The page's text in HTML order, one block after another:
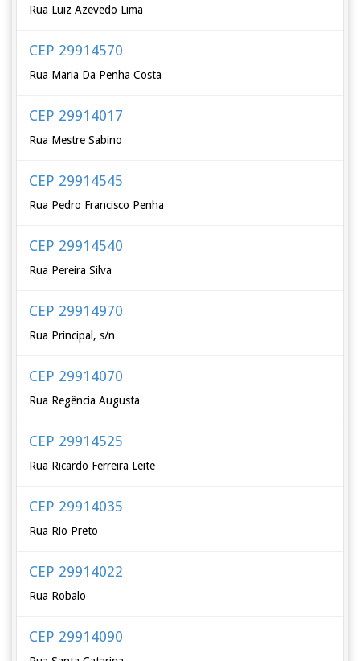
Rua Luiz Azevedo Lima
CEP 29914570
Rua Maria Da Penha Costa
CEP 29914017
Rua Mestre Sabino
CEP 29914545
Rua Pedro Francisco Penha
CEP 29914540
Rua Pereira Silva
CEP 29914970
Rua Principal, s/n
CEP 29914070
Rua Regência Augusta
CEP 29914525
Rua Ricardo Ferreira Leite
CEP 29914035
Rua Rio Preto
CEP 29914022
Rua Robalo
CEP 29914090